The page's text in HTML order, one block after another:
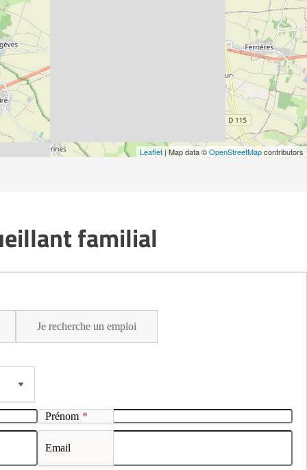
Leaflet | Map data ©OpenStreetMapcontributors
familial
Je recherche un emploi
Prénom *
Email